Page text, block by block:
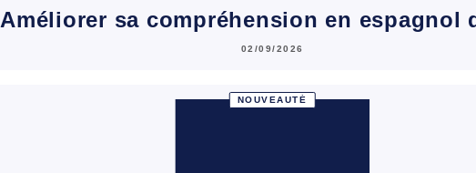
Améliorer sa compréhension en espagnol
02/09/2026
NOUVEAUTÉ